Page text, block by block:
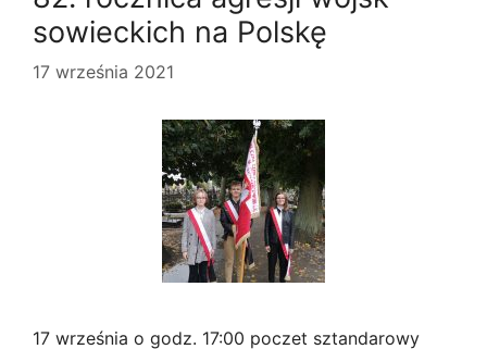
sowieckich na Polskę
17 września 2021
17 września o godz. 17:00 poczet sztandarowy